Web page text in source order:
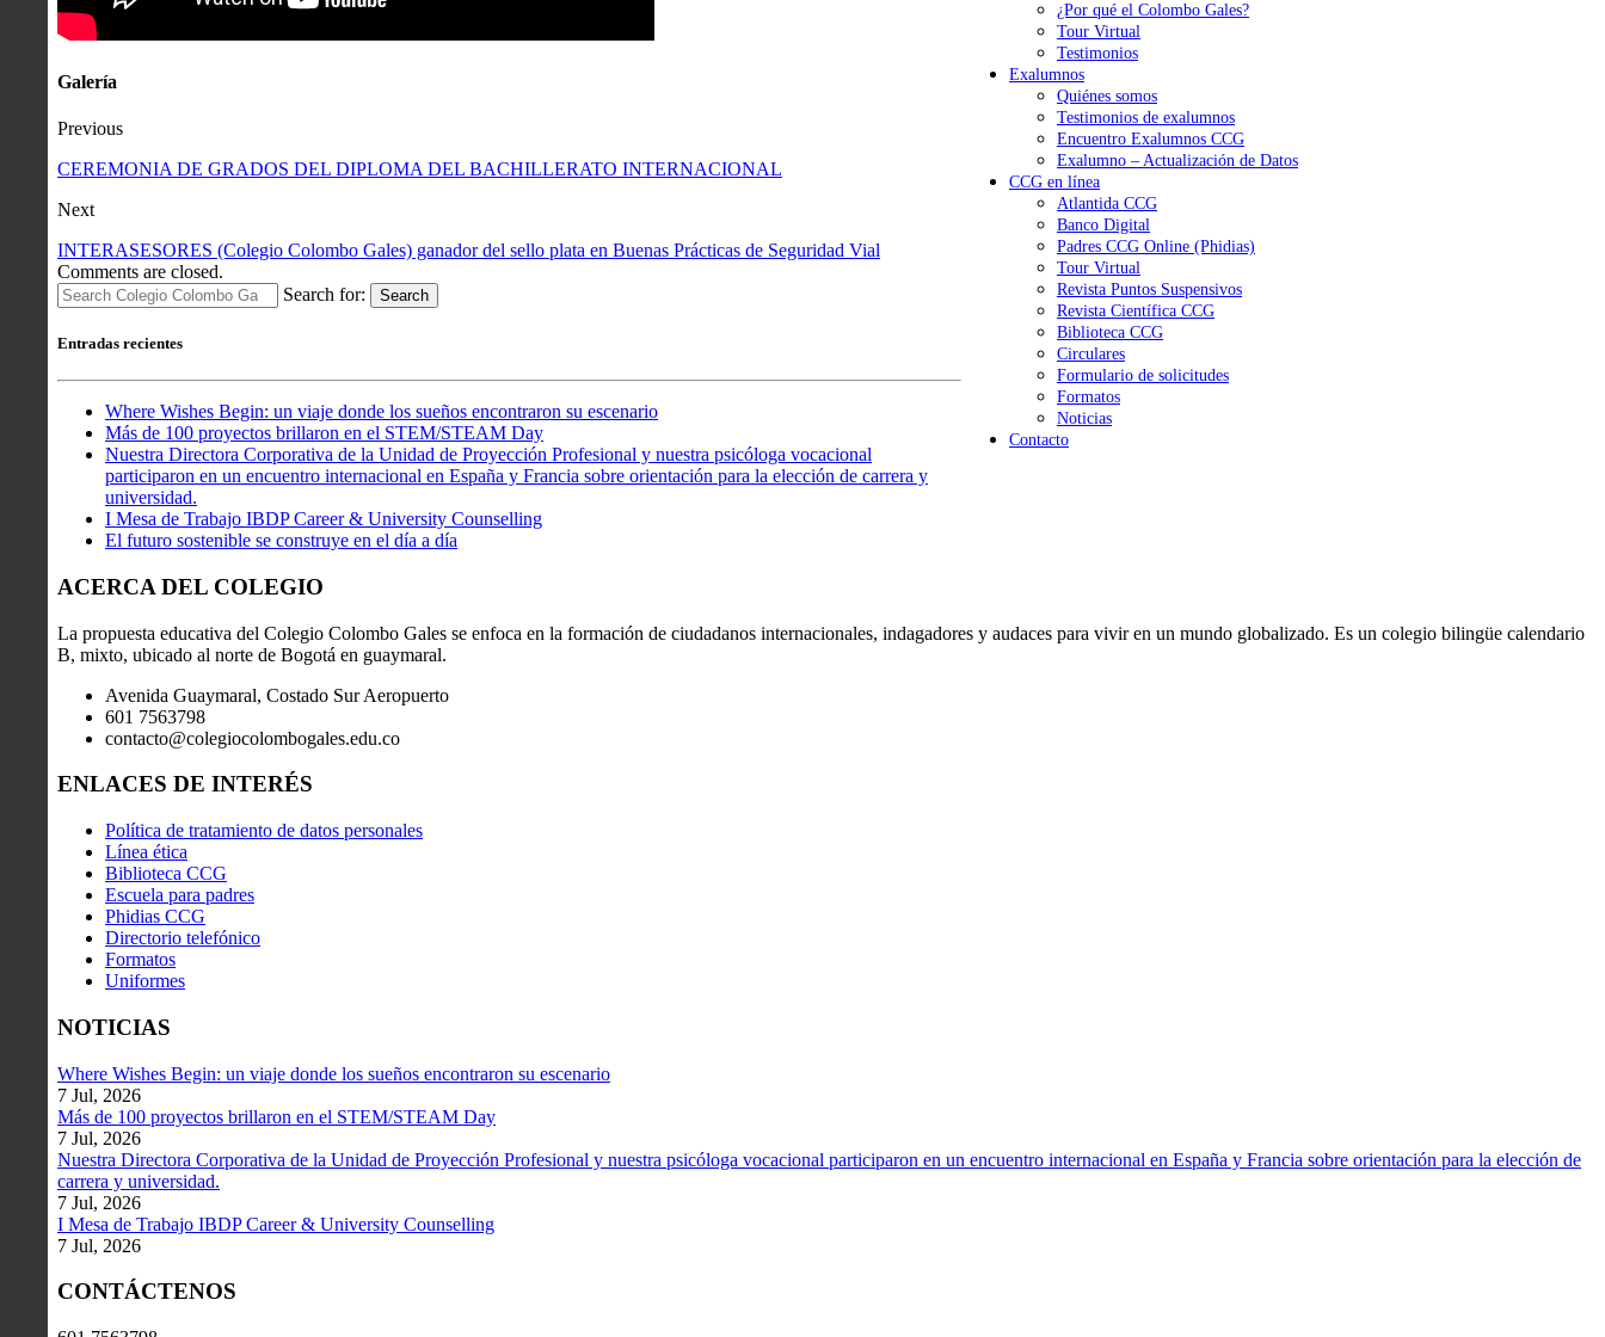
¿Por qué el Colombo Gales?
Tour Virtual
Testimonios
Exalumnos
Quiénes somos
Testimonios de exalumnos
Encuentro Exalumnos CCG
Exalumno – Actualización de Datos
CCG en línea
Atlantida CCG
Banco Digital
Padres CCG Online (Phidias)
Tour Virtual
Revista Puntos Suspensivos
Revista Científica CCG
Biblioteca CCG
Circulares
Formulario de solicitudes
Formatos
Noticias
Contacto
Galería
Previous
CEREMONIA DE GRADOS DEL DIPLOMA DEL BACHILLERATO INTERNACIONAL
Next
INTERASESORES (Colegio Colombo Gales) ganador del sello plata en Buenas Prácticas de Seguridad Vial
Comments are closed.
Search for:
Search
Entradas recientes
Where Wishes Begin: un viaje donde los sueños encontraron su escenario
Más de 100 proyectos brillaron en el STEM/STEAM Day
Nuestra Directora Corporativa de la Unidad de Proyección Profesional y nuestra psicóloga vocacional
participaron en un encuentro internacional en España y Francia sobre orientación para la elección de carrera y
universidad.
I Mesa de Trabajo IBDP Career & University Counselling
El futuro sostenible se construye en el día a día
ACERCA DEL COLEGIO
La propuesta educativa del Colegio Colombo Gales se enfoca en la formación de ciudadanos internacionales, indagadores y audaces para vivir en un mundo globalizado. Es un colegio bilingüe calendario
B, mixto, ubicado al norte de Bogotá en guaymaral.
Avenida Guaymaral, Costado Sur Aeropuerto
601 7563798
contacto@colegiocolombogales.edu.co
ENLACES DE INTERÉS
Política de tratamiento de datos personales
Línea ética
Biblioteca CCG
Escuela para padres
Phidias CCG
Directorio telefónico
Formatos
Uniformes
NOTICIAS
Where Wishes Begin: un viaje donde los sueños encontraron su escenario
7 Jul, 2026
Más de 100 proyectos brillaron en el STEM/STEAM Day
7 Jul, 2026
Nuestra Directora Corporativa de la Unidad de Proyección Profesional y nuestra psicóloga vocacional participaron en un encuentro internacional en España y Francia sobre orientación para la elección de
carrera y universidad.
7 Jul, 2026
I Mesa de Trabajo IBDP Career & University Counselling
7 Jul, 2026
CONTÁCTENOS